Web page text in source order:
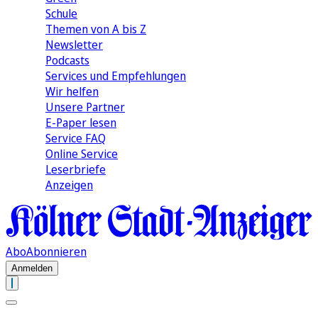
Schule
Themen von A bis Z
Newsletter
Podcasts
Services und Empfehlungen
Wir helfen
Unsere Partner
E-Paper lesen
Service FAQ
Online Service
Leserbriefe
Anzeigen
AboAbonnieren
Anmelden